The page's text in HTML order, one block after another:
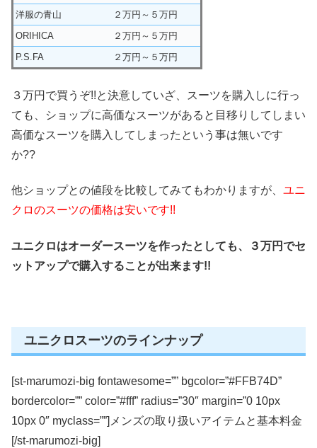
洋服の青山
２万円～５万円
ORIHICA
２万円～５万円
P.S.FA
２万円～５万円
３万円で買うぞ!!と決意していざ、スーツを購入しに行っ
ても、ショップに高価なスーツがあると目移りしてしまい
高価なスーツを購入してしまったという事は無いです
か??
他ショップとの値段を比較してみてもわかりますが、 ユニ
クロのスーツの価格は安いです!!
ユニクロはオーダースーツを作ったとしても、３万円でセ
ットアップで購入することが出来ます!!
ユニクロスーツのラインナップ
[st-marumozi-big fontawesome=”” bgcolor=”#FFB74D”
bordercolor=”” color=”#fff” radius=”30″ margin=”0 10px
10px 0″ myclass=””]メンズの取り扱いアイテムと基本料金
[/st-marumozi-big]